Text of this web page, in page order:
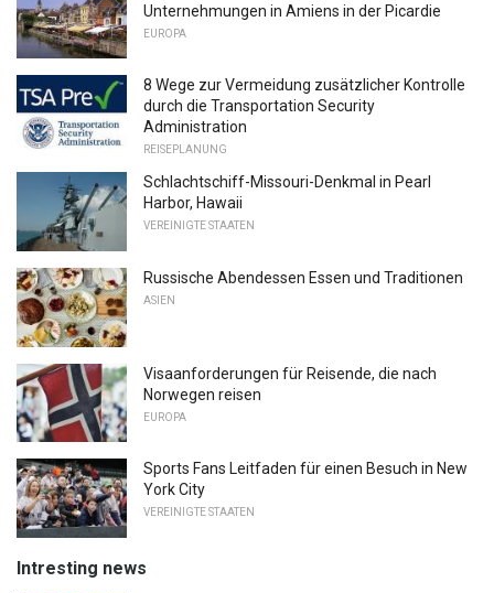
Unternehmungen in Amiens in der Picardie
EUROPA
8 Wege zur Vermeidung zusätzlicher Kontrolle
durch die Transportation Security
Administration
REISEPLANUNG
Schlachtschiff-Missouri-Denkmal in Pearl
Harbor, Hawaii
VEREINIGTE STAATEN
Russische Abendessen Essen und Traditionen
ASIEN
Visaanforderungen für Reisende, die nach
Norwegen reisen
EUROPA
Sports Fans Leitfaden für einen Besuch in New
York City
VEREINIGTE STAATEN
Intresting news